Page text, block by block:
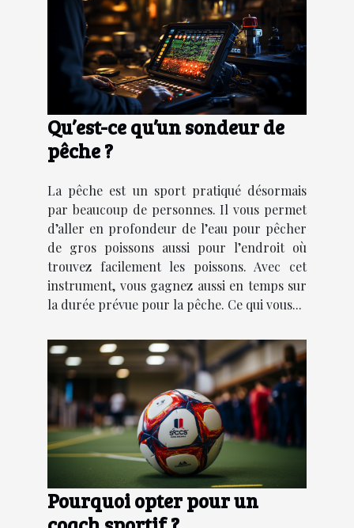
Qu’est-ce qu’un sondeur de
pêche ?
La pêche est un sport pratiqué désormais
par beaucoup de personnes. Il vous permet
d’aller en profondeur de l’eau pour pêcher
de gros poissons aussi pour l’endroit où
trouvez facilement les poissons. Avec cet
instrument, vous gagnez aussi en temps sur
la durée prévue pour la pêche. Ce qui vous...
Pourquoi opter pour un